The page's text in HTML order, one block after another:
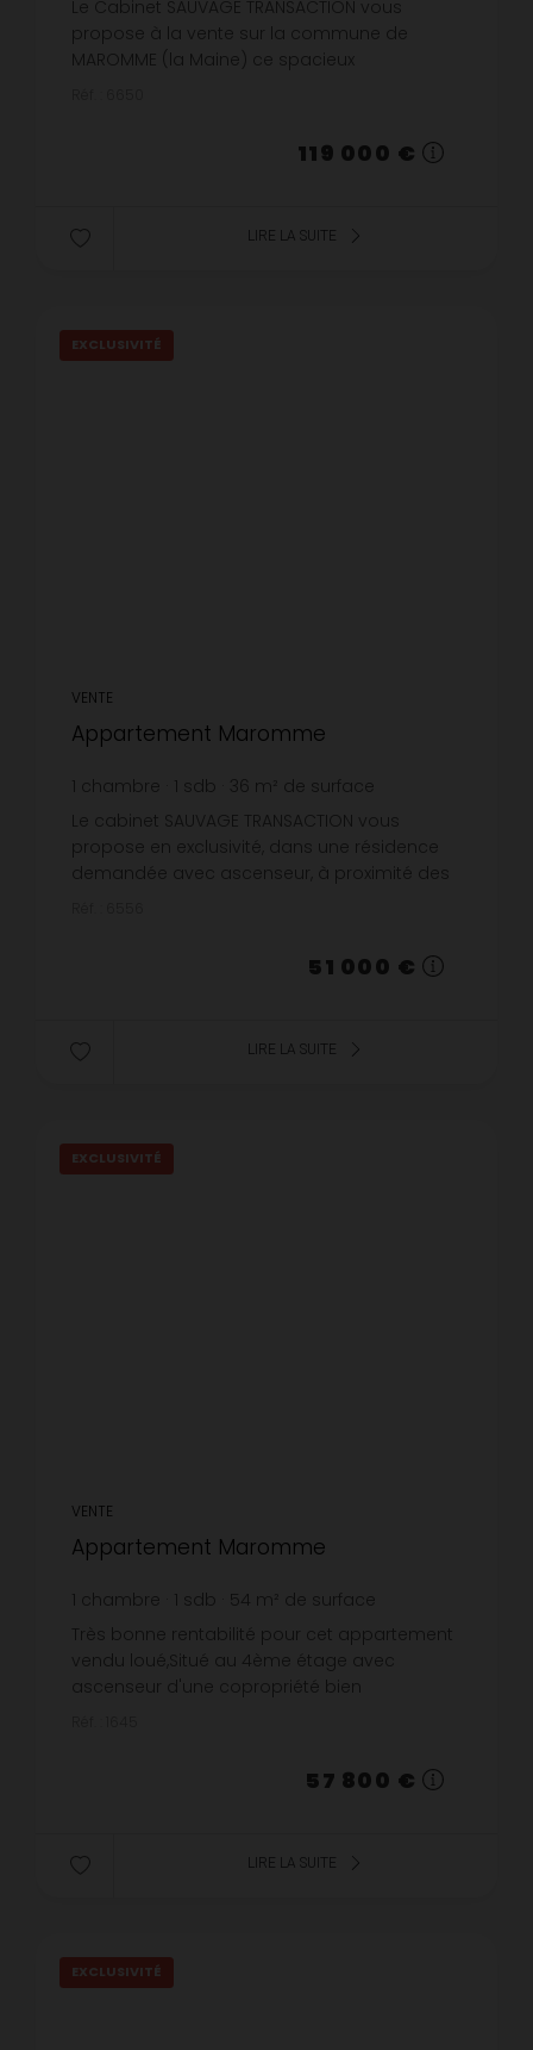
Le Cabinet SAUVAGE TRANSACTION vous
propose à la vente sur la commune de
MAROMME (la Maine) ce spacieux
119 000 €
LIRE LA SUITE
EXCLUSIVITÉ
VENTE
Appartement Maromme
1 chambre 1 sdb 36 m² de surface
1 416,67 € prix / m²
Le cabinet SAUVAGE TRANSACTION vous
propose en exclusivité, dans une résidence
demandée avec ascenseur, à proximité des
51 000 €
LIRE LA SUITE
EXCLUSIVITÉ
VENTE
Appartement Maromme
1 chambre 1 sdb 54 m² de surface
1 070,37 €
prix / m²
Très bonne rentabilité pour cet appartement
vendu loué,Situé au 4ème étage avec
ascenseur d'une copropriété bien
57 800 €
LIRE LA SUITE
EXCLUSIVITÉ